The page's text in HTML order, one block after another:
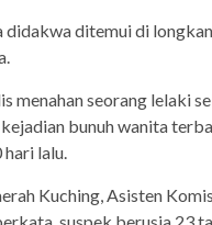
didakwa ditemui di
menahan seorang lelaki
bunuh wanita
hari lalu.
Kuching, Asisten